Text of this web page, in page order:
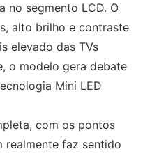
no segmento LCD. O
alto brilho e contraste
elevado das TVs
o modelo gera debate
Mini LED
com os pontos
realmente faz sentido